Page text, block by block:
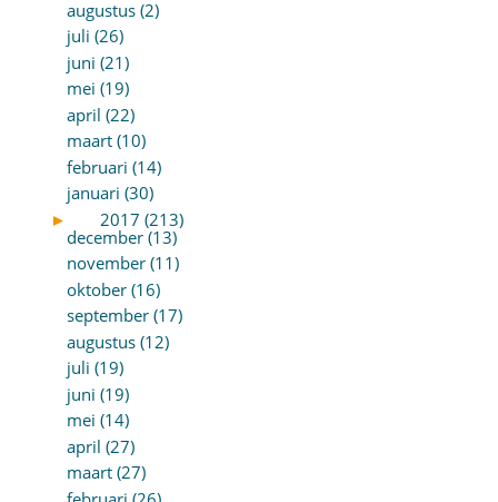
augustus (2)
juli (26)
juni (21)
mei (19)
april (22)
maart (10)
februari (14)
januari (30)
►
2017 (213)
december (13)
november (11)
oktober (16)
september (17)
augustus (12)
juli (19)
juni (19)
mei (14)
april (27)
maart (27)